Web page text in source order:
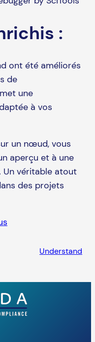
:
ont été améliorés
de
une
à vos
un nœud, vous
aperçu et à une
Un véritable atout
des projets
Understand